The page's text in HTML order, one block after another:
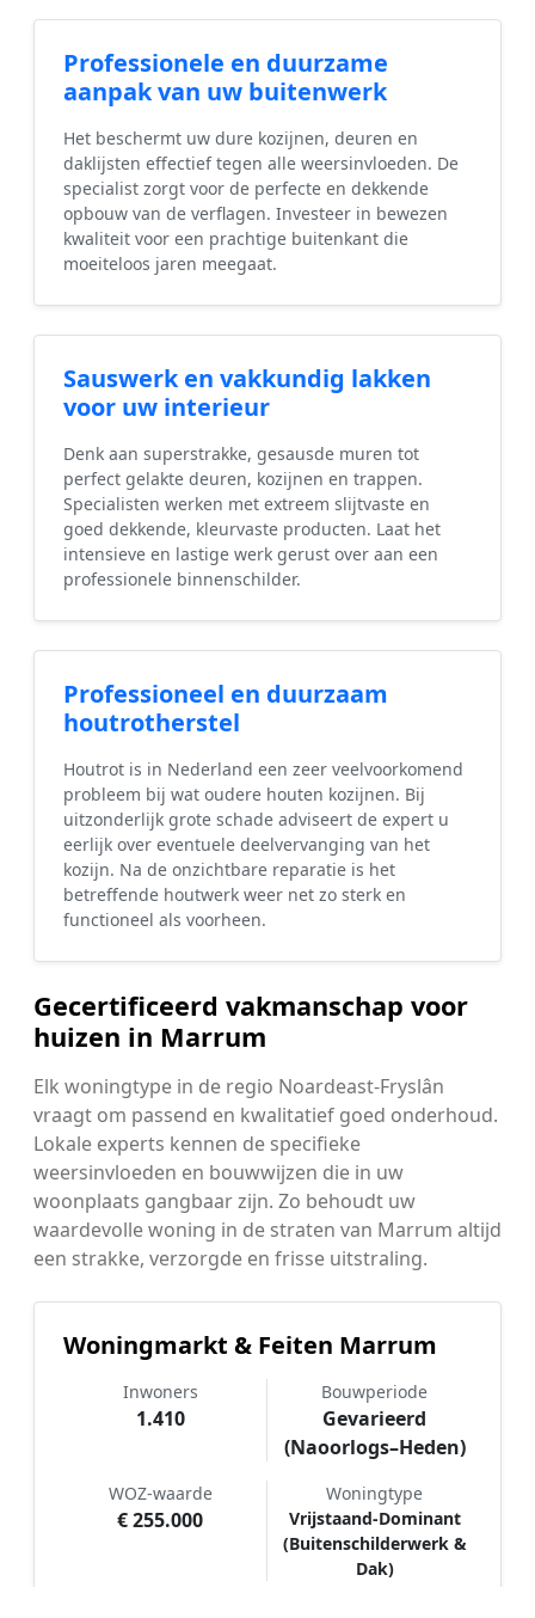
Professionele en duurzame
aanpak van uw buitenwerk
Het beschermt uw dure kozijnen, deuren en
daklijsten effectief tegen alle weersinvloeden. De
specialist zorgt voor de perfecte en dekkende
opbouw van de verflagen. Investeer in bewezen
kwaliteit voor een prachtige buitenkant die
moeiteloos jaren meegaat.
Sauswerk en vakkundig lakken
voor uw interieur
Denk aan superstrakke, gesausde muren tot
perfect gelakte deuren, kozijnen en trappen.
Specialisten werken met extreem slijtvaste en
goed dekkende, kleurvaste producten. Laat het
intensieve en lastige werk gerust over aan een
professionele binnenschilder.
Professioneel en duurzaam
houtrotherstel
Houtrot is in Nederland een zeer veelvoorkomend
probleem bij wat oudere houten kozijnen. Bij
uitzonderlijk grote schade adviseert de expert u
eerlijk over eventuele deelvervanging van het
kozijn. Na de onzichtbare reparatie is het
betreffende houtwerk weer net zo sterk en
functioneel als voorheen.
Gecertificeerd vakmanschap voor
huizen in Marrum
Elk woningtype in de regio Noardeast-Fryslân
vraagt om passend en kwalitatief goed onderhoud.
Lokale experts kennen de specifieke
weersinvloeden en bouwwijzen die in uw
woonplaats gangbaar zijn. Zo behoudt uw
waardevolle woning in de straten van Marrum altijd
een strakke, verzorgde en frisse uitstraling.
Woningmarkt & Feiten Marrum
Inwoners
1.410
Bouwperiode
Gevarieerd
(Naoorlogs–Heden)
WOZ-waarde
€ 255.000
Woningtype
Vrijstaand-Dominant
(Buitenschilderwerk &
Dak)